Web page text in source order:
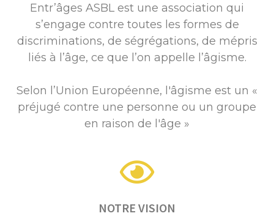
Entr’âges ASBL est une association qui
s’engage contre toutes les formes de
discriminations, de ségrégations, de mépris
liés à l’âge, ce que l’on appelle l’âgisme.
Selon l’Union Européenne, l'âgisme est un «
préjugé contre une personne ou un groupe
en raison de l'âge »
NOTRE VISION